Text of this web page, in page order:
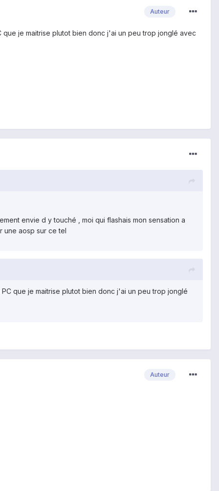
Auteur
que je maitrise plutot bien donc j'ai un peu trop jonglé avec
envie d y touché , moi qui flashais mon sensation a
une aosp sur ce tel
que je maitrise plutot bien donc j'ai un peu trop jonglé
Auteur